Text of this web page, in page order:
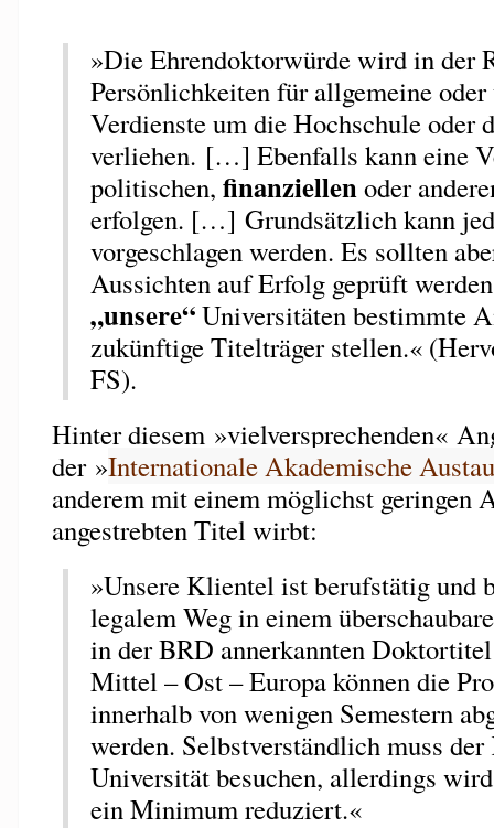
»Die Ehrendoktorwürde wird in der
Persönlichkeiten für allgemeine
Verdienste um die Hochschule oder
verliehen. […] Ebenfalls kann eine
politischen, finanziellenoder
erfolgen. […] Grundsätzlich kann
vorgeschlagen werden. Es sollten
Aussichten auf Erfolg geprüft
„unsere“Universitäten bestimmte
zukünftige Titelträger stellen.«
FS).
Hinter diesem »vielversprechenden«
der »Internationale Akademische
anderem mit einem möglichst geringen
angestrebten Titel wirbt:
»Unsere Klientel ist berufstätig und
legalem Weg in einem
in der BRD annerkannten
Mittel – Ost – Europa können die
innerhalb von wenigen Semestern
werden. Selbstverständlich muss
Universität besuchen, allerdings
ein Minimum reduziert.«